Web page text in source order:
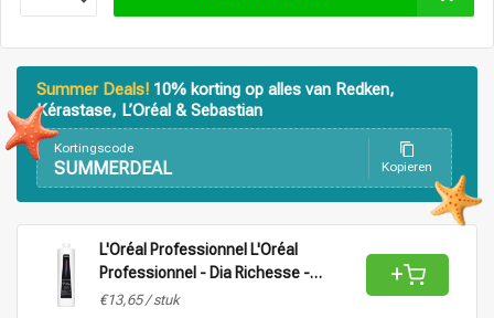
Stylingprodukte Haarfärbung
Summer Deals! 10% korting op alles van Redken,
Kérastase, L’Oréal & Sebastian
Kortingscode
SUMMERDEAL Kopieren
L'Oréal Professionnel L'Oréal
Professionnel - Dia Richesse -
Aktivator Vol 9 (2,7%) |
€13,65 / stuk
+